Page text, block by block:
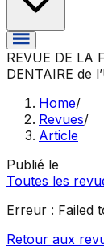
REVUE DE LA
DENTAIRE de
Home/
Revues/
Article
Publié le
Toutes les
Erreur : Failed
Retour aux